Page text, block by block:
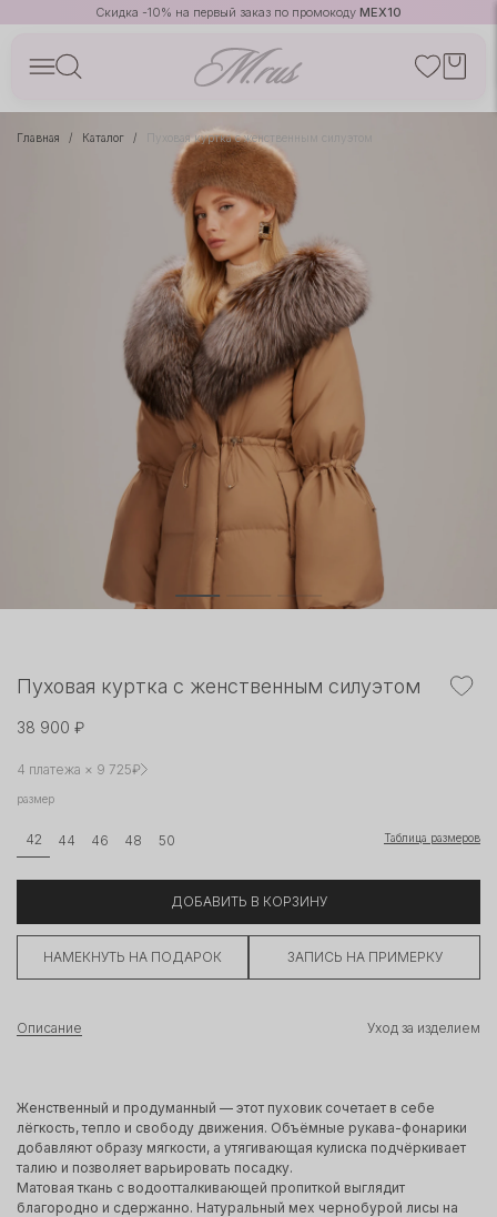
Скидка -10% на первый заказ по промокоду MEX10
Главная Каталог Пуховая куртка с женственным силуэтом
Пуховая куртка с женственным силуэтом
38 900 ₽
4 платежа × 9 725₽
размер
42 44 46 48 50 Таблица размеров
ДОБАВИТЬ В КОРЗИНУ
НАМЕКНУТЬ НА ПОДАРОК ЗАПИСЬ НА ПРИМЕРКУ
Описание Уход за изделием
Женственный и продуманный — этот пуховик сочетает в себе
лёгкость, тепло и свободу движения. Объёмные рукава-фонарики
добавляют образу мягкости, а утягивающая кулиска подчёркивает
талию и позволяет варьировать посадку.
Матовая ткань с водоотталкивающей пропиткой выглядит
благородно и сдержанно. Натуральный мех чернобурой лисы на